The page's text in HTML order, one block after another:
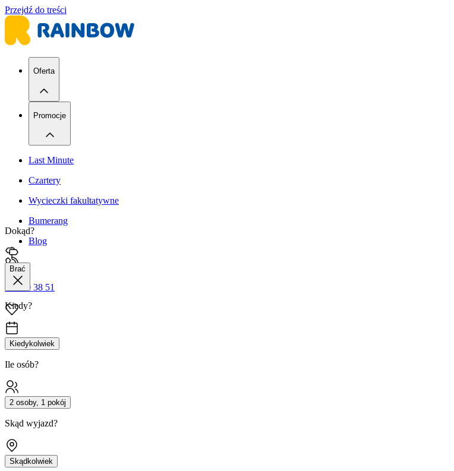
Przejdź do treści
Oferta
Promocje
Last Minute
Czartery
Wycieczki fakultatywne
Bumerang
Blog
42 680 38 51
Dokąd?
Brać
Kiedy?
Kiedykolwiek
Ile osób?
2 osoby, 1 pokój
Skąd wyjazd?
Skądkolwiek